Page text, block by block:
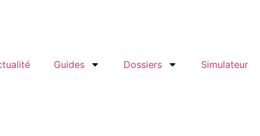
Guides Dossiers Simulateur